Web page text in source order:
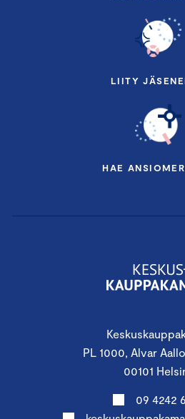
PL 1000, Alvar
00101
09 4242
LIITY
HAE